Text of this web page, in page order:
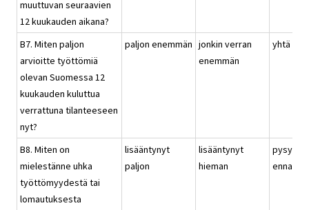
muuttuvan seuraavien
12 kuukauden aikana?
B7. Miten paljon
arvioitte työttömiä
olevan Suomessa 12
kuukauden kuluttua
verrattuna tilanteeseen
nyt?
paljon enemmän jonkin verran
enemmän
yhtä
B8. Miten on
mielestänne uhka
työttömyydestä tai
lomautuksesta
lisääntynyt
paljon
lisääntynyt
hieman
pysynyt